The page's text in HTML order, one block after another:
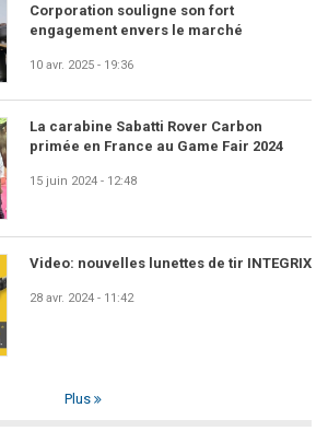
Corporation souligne son fort
engagement envers le marché
10 avr. 2025 - 19:36
La carabine Sabatti Rover Carbon
primée en France au Game Fair 2024
15 juin 2024 - 12:48
Video: nouvelles lunettes de tir INTEGRIX
28 avr. 2024 - 11:42
Plus